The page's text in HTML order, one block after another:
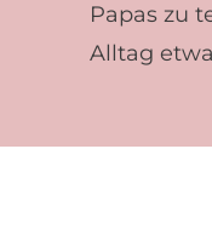
Papas zu
Alltag